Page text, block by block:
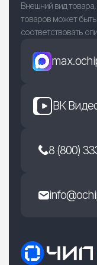
Внешний вид
товаров может
соответствовать
ВК
8 (800)